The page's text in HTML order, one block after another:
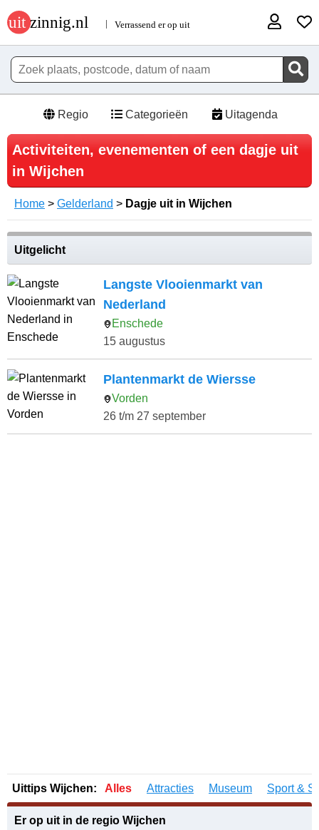
Regio Categorieën Uitagenda
Activiteiten, evenementen of een dagje uit
in Wijchen
Home > Gelderland > Dagje uit in Wijchen
Uitgelicht
Langste Vlooienmarkt van
Nederland
Enschede
15 augustus
Plantenmarkt de Wiersse
Vorden
26 t/m 27 september
Uittips Wijchen: Alles Attracties Museum Sport &
Er op uit in de regio Wijchen